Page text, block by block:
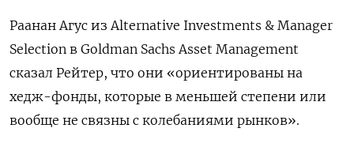
Раанан Агус из Alternative Investments & Manager
Selection в Goldman Sachs Asset Management
сказал Рейтер, что они «ориентированы на
хедж-фонды, которые в меньшей степени или
вообще не связны с колебаниями рынков».